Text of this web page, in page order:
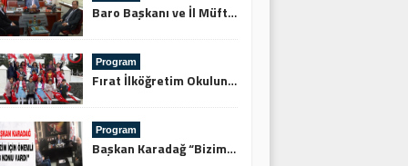
Baro Başkanı ve İl Müftüsünden Keskin’e Ziyaret
Program
Fırat İlköğretim Okulundan Şehitliğe Ziyaret
Program
Başkan Karadağ “Bizim İçin Önemli 3 Konu Vardı”